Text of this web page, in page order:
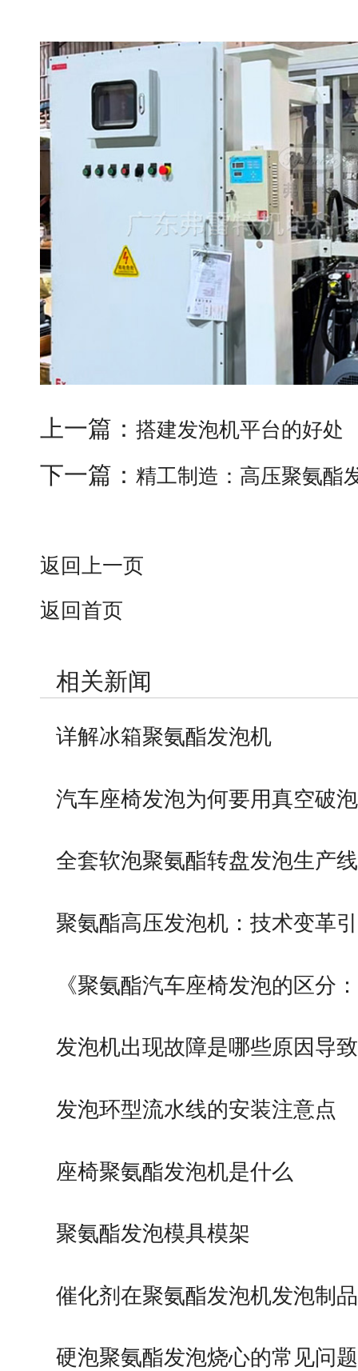
上一篇： 搭建发泡机平台的好处
下一篇： 精工制造：高压聚氨酯
返回上一页
返回首页
相关新闻
详解冰箱聚氨酯发泡机
汽车座椅发泡为何要用真空破
全套软泡聚氨酯转盘发泡生产线
聚氨酯高压发泡机：技术变革
未…
《聚氨酯汽车座椅发泡的区分
温…
发泡机出现故障是哪些原因导致
发泡环型流水线的安装注意点
座椅聚氨酯发泡机是什么
聚氨酯发泡模具模架
催化剂在聚氨酯发泡机发泡制
硬泡聚氨酯发泡烧心的常见问题